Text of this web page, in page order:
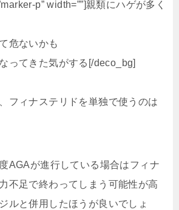
p” width=””]親類にハゲが多く
危ないかも
ってきた気がする[/deco_bg]
フィナステリドを単独で使うのは
AGAが進行している場合はフィナ
不足で終わってしまう可能性が高
ルと併用したほうが良いでしょ